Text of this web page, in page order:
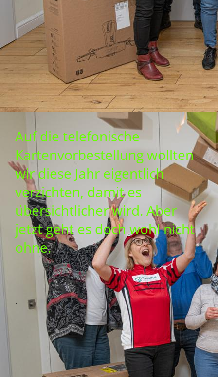
Auf die telefonische
Kartenvorbestellung wollten
wir diese Jahr eigentlich
verzichten, damit es
übersichtlicher wird. Aber
jetzt geht es doch wohl nicht
ohne.
.